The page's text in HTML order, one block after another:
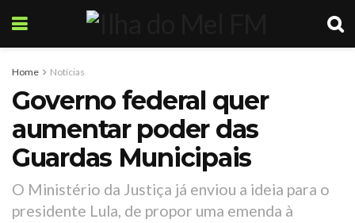
Home Notícias
Governo federal quer
aumentar poder das
Guardas Municipais
O Ministério da Justiça já enviou a ideia para o
presidente Lula, de propor uma emenda à